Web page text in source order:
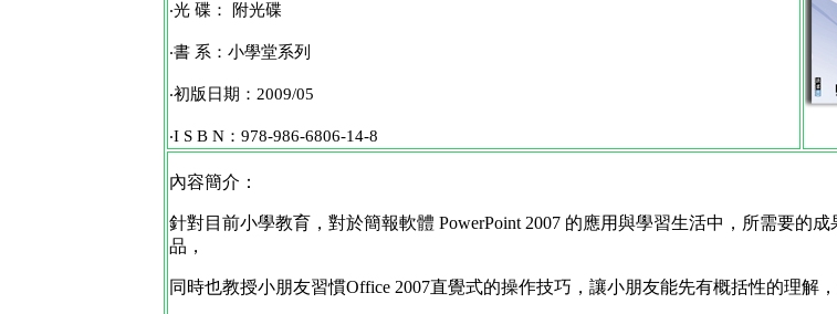
‧光 碟： 附光碟
‧書 系：小學堂系列
‧初版日期：2009/05
‧I S B N：978-986-6806-14-8
內容簡介：
針對目前小學教育，對於簡報軟體 PowerPoint 2007 的應用與學習生活中，所需要的
品，
同時也教授小朋友習慣Office 2007直覺式的操作技巧，讓小朋友能先有概括性的理解